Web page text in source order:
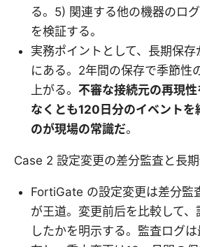
る。5) 関連する他の機器のロ
を検証する。
実務ポイントとして、長期保存
にある。2年間の保存で季節性
上がる。 不審な接続元の再現
なくとも120日分のイベントを
のが現場の常識だ。
Case 2 設定変更の差分監査と長
FortiGate の設定変更は差分監
が王道。変更前后を比較して
したかを明示する。監査ログ